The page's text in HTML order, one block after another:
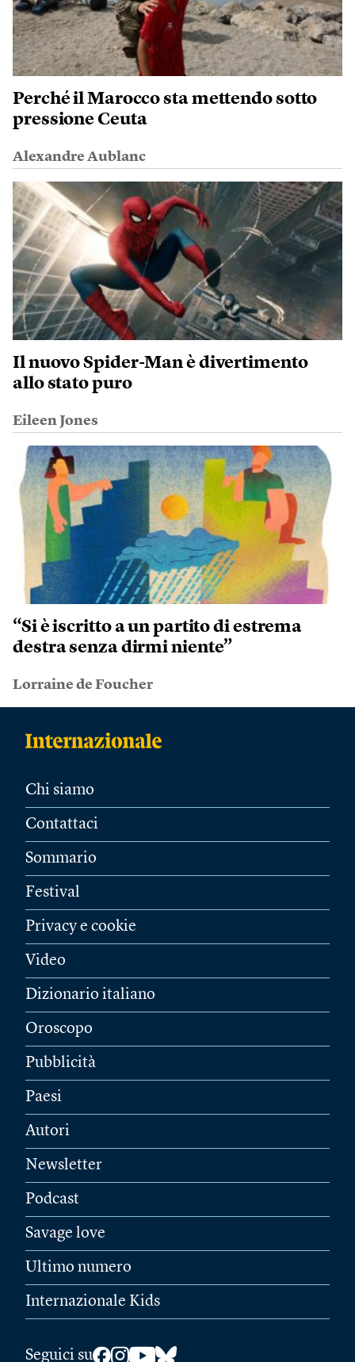
Perché il Marocco sta mettendo sotto
pressione Ceuta
Alexandre Aublanc
Il nuovo Spider-Man è divertimento
allo stato puro
Eileen Jones
“Si è iscritto a un partito di estrema
destra senza dirmi niente”
Lorraine de Foucher
Chi siamo
Contattaci
Sommario
Festival
Privacy e cookie
Video
Dizionario italiano
Oroscopo
Pubblicità
Paesi
Autori
Newsletter
Podcast
Savage love
Ultimo numero
Internazionale Kids
Seguici su